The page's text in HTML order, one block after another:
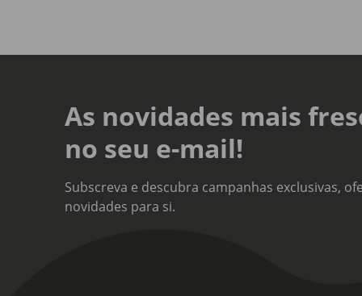
As novidades mais
no seu e-mail!
Subscreva e descubra campanhas exclusivas,
novidades para si.